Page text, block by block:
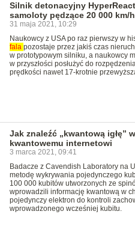
Silnik detonacyjny
samoloty pędzące 20 000 km/h
31 maja 2021, 10:29
Naukowcy z USA po raz pierwszy w
fala pozostaje przez jakiś czas
w prototypowym silniku, a naukowcy
w przyszłości posłużyć do
prędkości nawet 17-krotnie
Jak znaleźć „kwantową igłę”
kwantowemu internetowi
3 marca 2021, 09:41
Badacze z Cavendish Laboratory na
metodę wykrywania pojedynczego
100 000 kubitów utworzonych ze
wprowadzili informację kwantową w
pojedynczy elektron do kontroli
wprowadzonego wcześniej kubitu.